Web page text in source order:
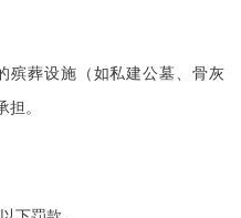
殡葬设施（如私建公墓、骨灰
担。